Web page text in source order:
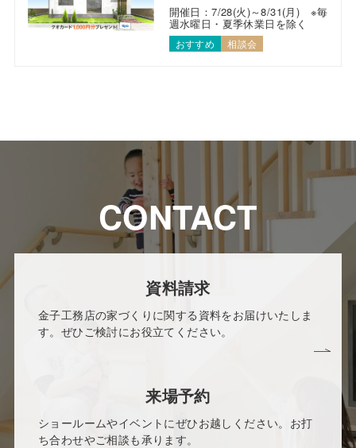
考えます！
開催日：7/28(火)～8/31(月) ※毎
週水曜日・夏季休業日を除く
おすすめ 相談会
CONTACT
資料請求
金子工務店の家づくりに関する資料をお届けいたしま
す。ぜひご検討にお役立てください。
来場予約
ショールームやイベントにぜひお越しください。お打
ち合わせやご相談も承ります。